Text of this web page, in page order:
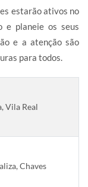
estarão ativos no
e planeie os seus
e a atenção são
para todos.
Vila Real
Chaves